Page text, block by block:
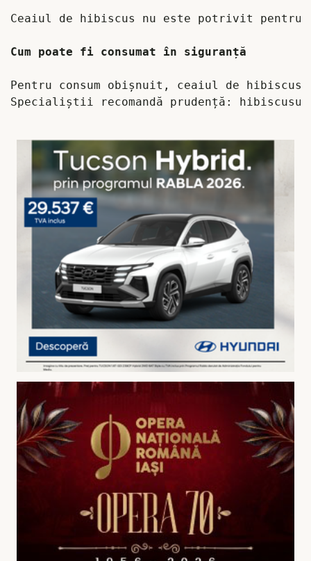
Ceaiul de hibiscus nu este potrivit pentru
Pentru consum obișnuit, ceaiul de
Specialiștii recomandă prudență: